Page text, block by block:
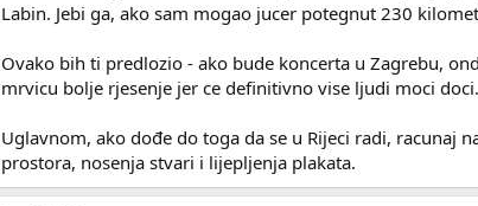
Labin. Jebi ga, ako sam mogao jucer potegnut 230
Ovako bih ti predlozio - ako bude koncerta u Zagrebu,
mrvicu bolje rjesenje jer ce definitivno vise ljudi moci doci.
Uglavnom, ako dođe do toga da se u Rijeci radi, racunaj
prostora, nosenja stvari i lijepljenja plakata.